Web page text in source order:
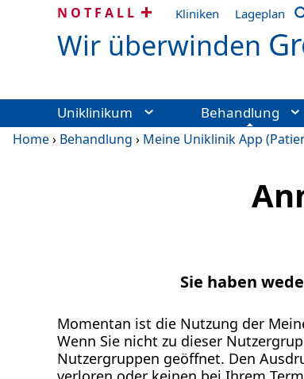
NOTFALL Kliniken Lageplan
Wir überwinden
Uniklinikum Behandlung
Home› Behandlung › Meine Uniklinik App
Sie haben
Momentan ist die Nutzung der
Wenn Sie nicht zu dieser
Nutzergruppen geöffnet. Den